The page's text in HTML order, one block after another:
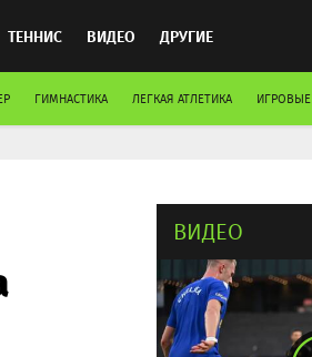
ТЕННИС ВИДЕО ДРУГИЕ
ГИМНАСТИКА ЛЕГКАЯ АТЛЕТИКА ИГРОВЫЕ
ВИДЕО